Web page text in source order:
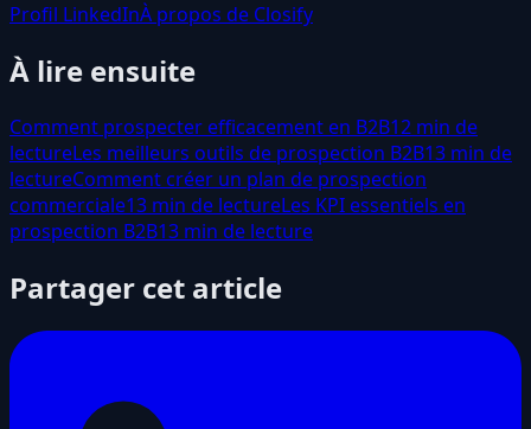
Profil LinkedInÀ propos de Closify
À lire ensuite
Comment prospecter efficacement en B2B12 min de
lectureLes meilleurs outils de prospection B2B13 min de
lectureComment créer un plan de prospection
commerciale13 min de lectureLes KPI essentiels en
prospection B2B13 min de lecture
Partager cet article